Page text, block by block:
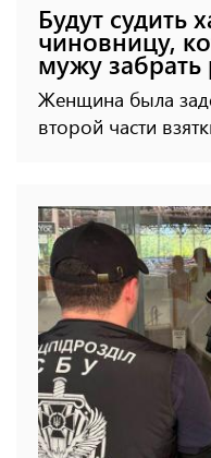
Будут судить
чиновницу,
мужу забрать
Женщина была
второй части